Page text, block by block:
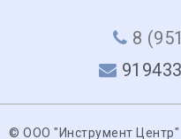
8
© ООО "Инструмент Центр"